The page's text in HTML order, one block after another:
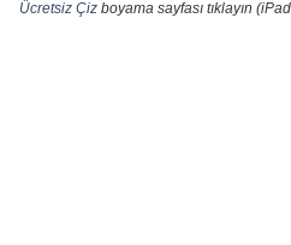
Ücretsiz Çiz boyama sayfası tıklayın